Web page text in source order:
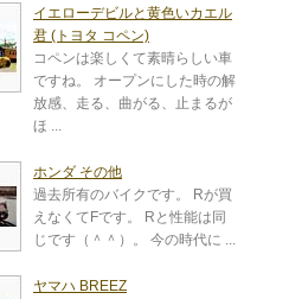
イエローデビルと黄色いカエル
君 (トヨタ コペン)
コペンは楽しくて素晴らしい車
ですね。 オープンにした時の解
放感、走る、曲がる、止まるが
ほ ...
ホンダ その他
過去所有のバイクです。 Rが買
えなくてFです。 Rと性能は同
じです（＾＾）。 今の時代に ...
ヤマハ BREEZ